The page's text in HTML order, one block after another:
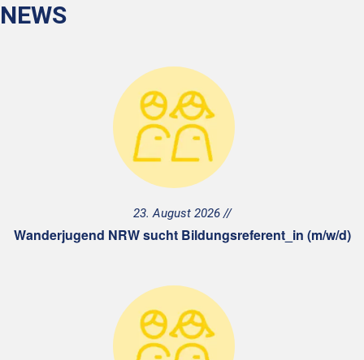
NEWS
23. August 2026
Wanderjugend NRW sucht Bildungsreferent_in (m/w/d)